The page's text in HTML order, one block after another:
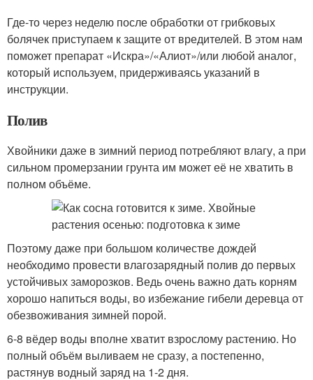
Где-то через неделю после обработки от грибковых
болячек приступаем к защите от вредителей. В этом нам
поможет препарат «Искра»/«Алиот»/или любой аналог,
который используем, придерживаясь указаний в
инструкции.
Полив
Хвойники даже в зимний период потребляют влагу, а при
сильном промерзании грунта им может её не хватить в
полном объёме.
Поэтому даже при большом количестве дождей
необходимо провести влагозарядный полив до первых
устойчивых заморозков. Ведь очень важно дать корням
хорошо напиться воды, во избежание гибели деревца от
обезвоживания зимней порой.
6-8 вёдер воды вполне хватит взрослому растению. Но
полный объём выливаем не сразу, а постепенно,
растянув водный заряд на 1-2 дня.